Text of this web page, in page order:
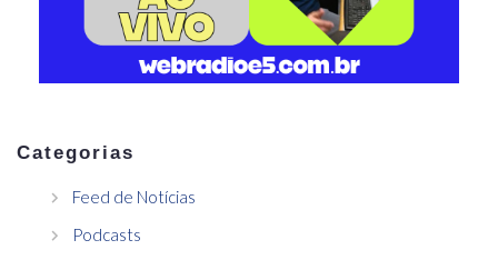
Categorias
Feed de Notícias
Podcasts